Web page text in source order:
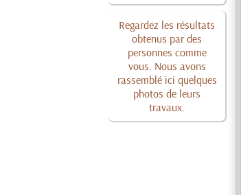
Regardez les résultats
obtenus par des
personnes comme
vous. Nous avons
rassemblé ici quelques
photos de leurs
travaux.